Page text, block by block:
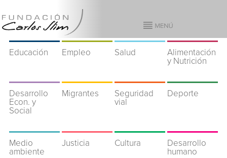
Educación Empleo Salud
Alimentación
y Nutrición
Desarrollo
Econ. y
Social
Migrantes
Seguridad
vial
Deporte
Medio
ambiente
Justicia Cultura
Desarrollo
humano